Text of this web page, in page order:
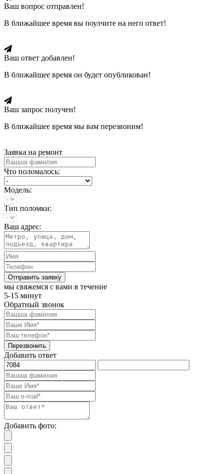
Ваш вопрос отправлен!
В ближайшее время вы поулчите на него ответ!
Ваш ответ добавлен!
В ближайшее время он будет опубликован!
Ваш запрос получен!
В ближайшее время мы вам перезвоним!
Заявка на ремонт
Что поломалось:
Модель:
Тип поломки:
Ваш адрес:
Отправить заявку
мы свяжемся с вами в течение
5-15 минут
Обратный звонок
Перезвонить
Добавить ответ
Добавить фото: